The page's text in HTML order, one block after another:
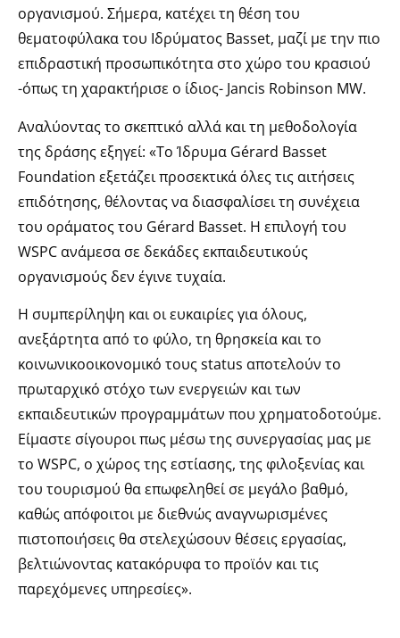
οργανισμού. Σήμερα, κατέχει τη θέση του
θεματοφύλακα του Ιδρύματος Basset, μαζί με την πιο
επιδραστική προσωπικότητα στο χώρο του κρασιού
-όπως τη χαρακτήρισε ο ίδιος- Jancis Robinson MW.
Αναλύοντας το σκεπτικό αλλά και τη μεθοδολογία
της δράσης εξηγεί: «Το Ίδρυμα Gérard Basset
Foundation εξετάζει προσεκτικά όλες τις αιτήσεις
επιδότησης, θέλοντας να διασφαλίσει τη συνέχεια
του οράματος του Gérard Basset. Η επιλογή του
WSPC ανάμεσα σε δεκάδες εκπαιδευτικούς
οργανισμούς δεν έγινε τυχαία.
Η συμπερίληψη και οι ευκαιρίες για όλους,
ανεξάρτητα από το φύλο, τη θρησκεία και το
κοινωνικοοικονομικό τους status αποτελούν το
πρωταρχικό στόχο των ενεργειών και των
εκπαιδευτικών προγραμμάτων που χρηματοδοτούμε.
Είμαστε σίγουροι πως μέσω της συνεργασίας μας με
το WSPC, ο χώρος της εστίασης, της φιλοξενίας και
του τουρισμού θα επωφεληθεί σε μεγάλο βαθμό,
καθώς απόφοιτοι με διεθνώς αναγνωρισμένες
πιστοποιήσεις θα στελεχώσουν θέσεις εργασίας,
βελτιώνοντας κατακόρυφα το προϊόν και τις
παρεχόμενες υπηρεσίες».